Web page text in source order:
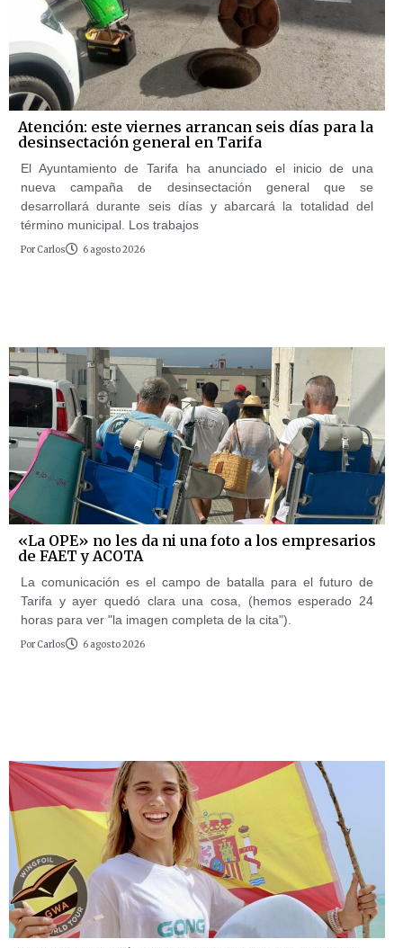
Atención: este viernes arrancan seis días para la
desinsectación general en Tarifa
El Ayuntamiento de Tarifa ha anunciado el inicio de una
nueva campaña de desinsectación general que se
desarrollará durante seis días y abarcará la totalidad del
término municipal. Los trabajos
Por Carlos 6 agosto 2026
«La OPE» no les da ni una foto a los empresarios
de FAET y ACOTA
La comunicación es el campo de batalla para el futuro de
Tarifa y ayer quedó clara una cosa, (hemos esperado 24
horas para ver "la imagen completa de la cita").
Por Carlos 6 agosto 2026